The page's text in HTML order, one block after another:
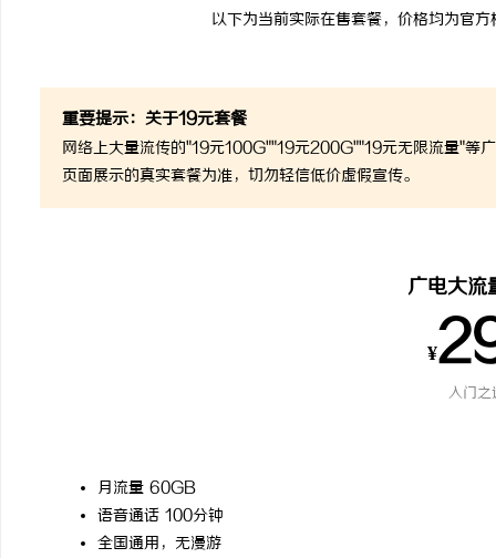
以下为当前实际在售套餐，价格均为官
重要提示：关于19元套餐
网络上大量流传的"19元100G""19元200G""19元无限流量"等
页面展示的真实套餐为准，切勿轻信低价虚假宣传。
广电大流
¥
入门之
月流量 60GB
语音通话 100分钟
全国通用，无漫游